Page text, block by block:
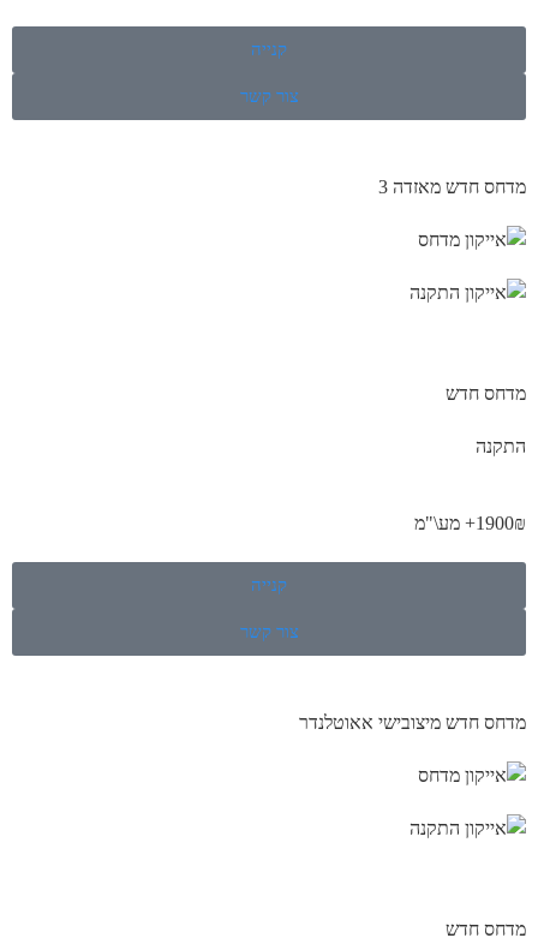
קנייה
צור קשר
מדחס חדש מאזדה 3
מדחס חדש
התקנה
1900₪+ מע\"מ
קנייה
צור קשר
מדחס חדש מיצובישי אאוטלנדר
מדחס חדש